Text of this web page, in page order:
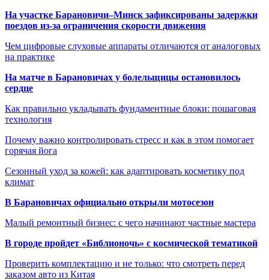
На участке Барановичи–Минск зафиксированы задержки
поездов из-за ограничения скорости движения
Чем цифровые слуховые аппараты отличаются от аналоговых
на практике
На матче в Барановичах у болельщицы остановилось
сердце
Как правильно укладывать фундаментные блоки: пошаговая
технология
Почему важно контролировать стресс и как в этом помогает
горячая йога
Сезонный уход за кожей: как адаптировать косметику под
климат
В Барановичах официально открыли мотосезон
Малый ремонтный бизнес: с чего начинают частные мастера
В городе пройдет «Библионочь» с космической тематикой
Проверить комплектацию и не только: что смотреть перед
заказом авто из Китая